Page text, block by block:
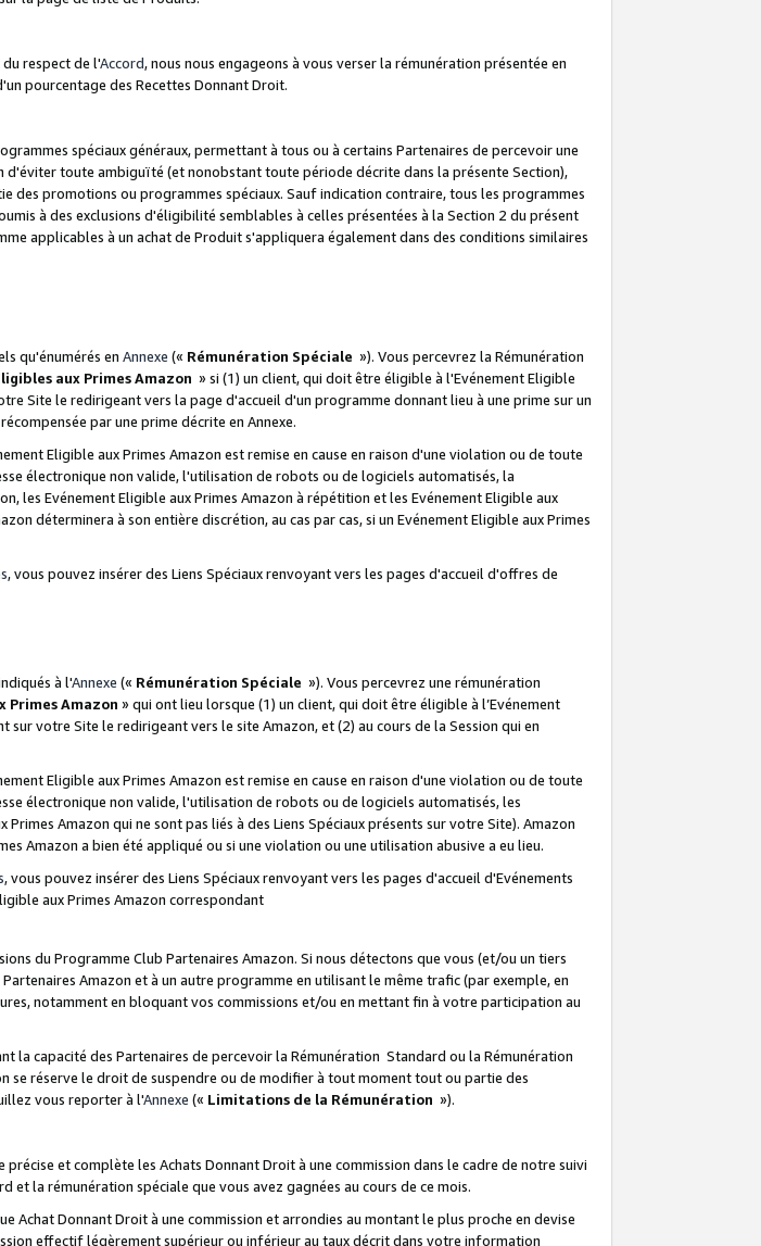
respect de l'Accord, nous nous engageons à vous verser la rémunération présentée en
pourcentage des Recettes Donnant Droit.
spéciaux généraux, permettant à tous ou à certains Partenaires de percevoir une
d'éviter toute ambiguïté (et nonobstant toute période décrite dans la présente Section),
promotions ou programmes spéciaux. Sauf indication contraire, tous les programmes
à des exclusions d'éligibilité semblables à celles présentées à la Section 2 du présent
applicables à un achat de Produit s'appliquera également dans des conditions similaires
qu'énumérés en Annexe (« Rémunération Spéciale »). Vous percevrez la Rémunération
aux Primes Amazon » si (1) un client, qui doit être éligible à l'Evénement Eligible
Site le redirigeant vers la page d'accueil d'un programme donnant lieu à une prime sur un
par une prime décrite en Annexe.
Eligible aux Primes Amazon est remise en cause en raison d'une violation ou de toute
électronique non valide, l'utilisation de robots ou de logiciels automatisés, la
les Evénement Eligible aux Primes Amazon à répétition et les Evénement Eligible aux
déterminera à son entière discrétion, au cas par cas, si un Evénement Eligible aux Primes
, vous pouvez insérer des Liens Spéciaux renvoyant vers les pages d'accueil d'offres de
à l'Annexe (« Rémunération Spéciale »). Vous percevrez une rémunération
Primes Amazon » qui ont lieu lorsque (1) un client, qui doit être éligible à l’Evénement
votre Site le redirigeant vers le site Amazon, et (2) au cours de la Session qui en
Eligible aux Primes Amazon est remise en cause en raison d'une violation ou de toute
électronique non valide, l'utilisation de robots ou de logiciels automatisés, les
Amazon qui ne sont pas liés à des Liens Spéciaux présents sur votre Site). Amazon
Amazon a bien été appliqué ou si une violation ou une utilisation abusive a eu lieu.
, vous pouvez insérer des Liens Spéciaux renvoyant vers les pages d'accueil d'Evénements
aux Primes Amazon correspondant
du Programme Club Partenaires Amazon. Si nous détectons que vous (et/ou un tiers
Amazon et à un autre programme en utilisant le même trafic (par exemple, en
notamment en bloquant vos commissions et/ou en mettant fin à votre participation au
la capacité des Partenaires de percevoir la Rémunération Standard ou la Rémunération
réserve le droit de suspendre ou de modifier à tout moment tout ou partie des
vous reporter à l'Annexe (« Limitations de la Rémunération »).
et complète les Achats Donnant Droit à une commission dans le cadre de notre suivi
la rémunération spéciale que vous avez gagnées au cours de ce mois.
Achat Donnant Droit à une commission et arrondies au montant le plus proche en devise
effectif légèrement supérieur ou inférieur au taux décrit dans votre information